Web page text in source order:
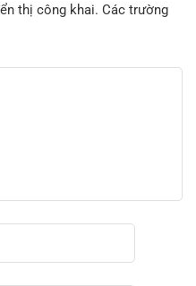
thị công khai. Các trường